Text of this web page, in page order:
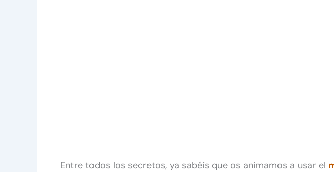
Entre todos los secretos, ya sabéis que os animamos a usar el